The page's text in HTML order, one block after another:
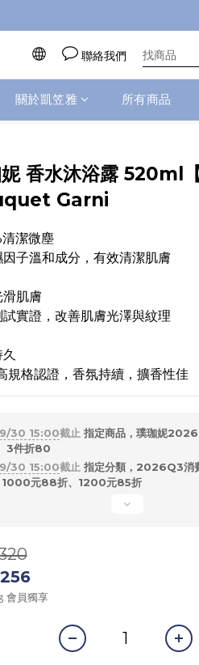
金
聯絡我們
關於凱笠雅 所有商品
香水沐浴露 520ml
Garni
潔微塵
子溫和成分，有效清潔肌膚
肌膚
實證，改善肌膚光澤與紋理
規格認證，香氛持續，擴香性佳
30 15:00截止 指定商品，璞珈妮
3件折80
30 15:00截止 指定分類，2026Q3消
1000元88折、1200元85折
會員獨享